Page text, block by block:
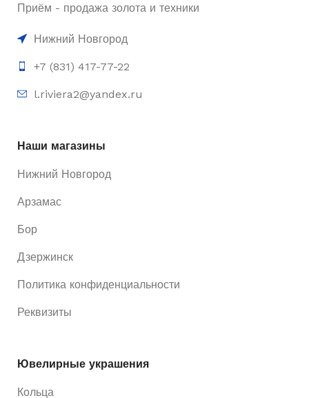
Приём - продажа золота и техники
Нижний Новгород
+7 (831) 417-77-22
l.riviera2@yandex.ru
Наши магазины
Нижний Новгород
Арзамас
Бор
Дзержинск
Политика конфиденциальности
Реквизиты
Ювелирные украшения
Кольца